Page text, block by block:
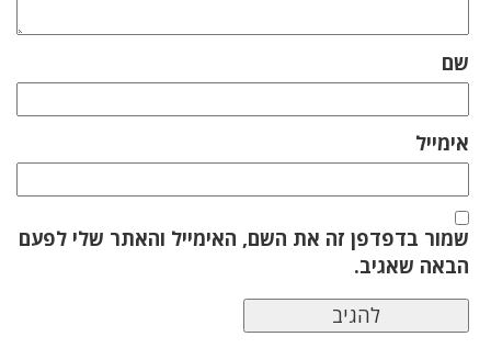
שם
אימייל
שמור בדפדפן זה את השם, האימייל והאתר שלי לפעם
הבאה שאגיב.